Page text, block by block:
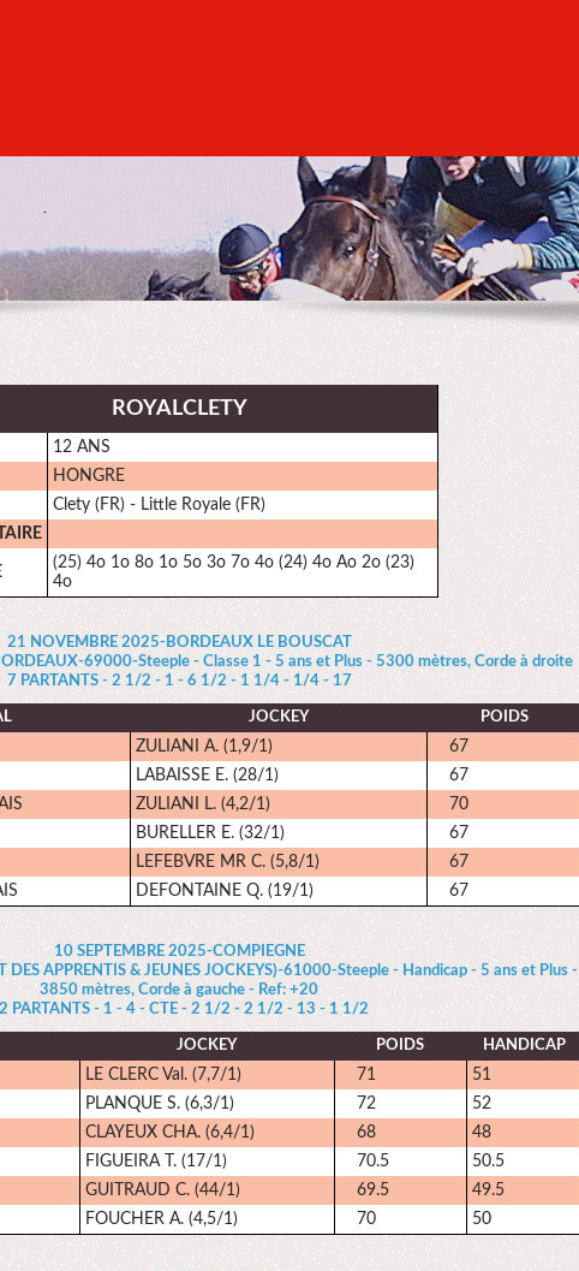
ROYALCLETY
12 ANS
HONGRE
Clety (FR) - Little Royale (FR)
(25) 4o 1o 8o 1o 5o 3o 7o 4o (24) 4o Ao 2o (23)
4o
21 NOVEMBRE 2025-BORDEAUX LE BOUSCAT
69000-Steeple - Classe 1 - 5 ans et Plus - 5300 mètres, Corde à droite
7 PARTANTS - 2 1/2 - 1 - 6 1/2 - 1 1/4 - 1/4 - 17
JOCKEY POIDS
ZULIANI A. (1,9/1)
67
LABAISSE E. (28/1)
67
ZULIANI L. (4,2/1)
70
BURELLER E. (32/1)
67
LEFEBVRE MR C. (5,8/1)
67
DEFONTAINE Q. (19/1) 67
10 SEPTEMBRE 2025-COMPIEGNE
DES APPRENTIS & JEUNES JOCKEYS)-61000-Steeple - Handicap - 5 ans et Plus -
3850 mètres, Corde à gauche - Ref: +20
PARTANTS - 1 - 4 - CTE - 2 1/2 - 2 1/2 - 13 - 1 1/2
JOCKEY POIDS HANDICAP
LE CLERC Val. (7,7/1) 71
51
PLANQUE S. (6,3/1) 72
52
CLAYEUX CHA. (6,4/1) 68
48
FIGUEIRA T. (17/1) 70.5
50.5
GUITRAUD C. (44/1) 69.5
49.5
FOUCHER A. (4,5/1) 70 50